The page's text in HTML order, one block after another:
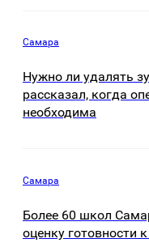
Самара
Нужно ли удалять
рассказал, когда
необходима
Самара
Более 60 школ
оценку готовности